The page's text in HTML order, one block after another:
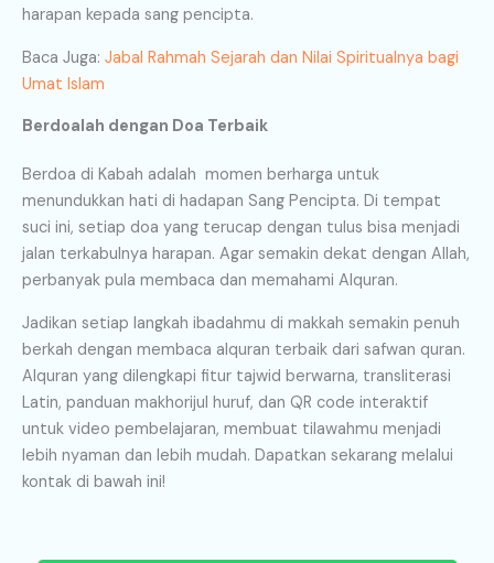
harapan kepada sang pencipta.
Baca Juga: Jabal Rahmah Sejarah dan Nilai Spiritualnya bagi
Umat Islam
Berdoalah dengan Doa Terbaik
Berdoa di Kabah adalah momen berharga untuk
menundukkan hati di hadapan Sang Pencipta. Di tempat
suci ini, setiap doa yang terucap dengan tulus bisa menjadi
jalan terkabulnya harapan. Agar semakin dekat dengan Allah,
perbanyak pula membaca dan memahami Alquran.
Jadikan setiap langkah ibadahmu di makkah semakin penuh
berkah dengan membaca alquran terbaik dari safwan quran.
Alquran yang dilengkapi fitur tajwid berwarna, transliterasi
Latin, panduan makhorijul huruf, dan QR code interaktif
untuk video pembelajaran, membuat tilawahmu menjadi
lebih nyaman dan lebih mudah. Dapatkan sekarang melalui
kontak di bawah ini!